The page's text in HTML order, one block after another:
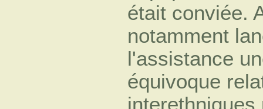
était conviée.
notamment
l'assistance
équivoque